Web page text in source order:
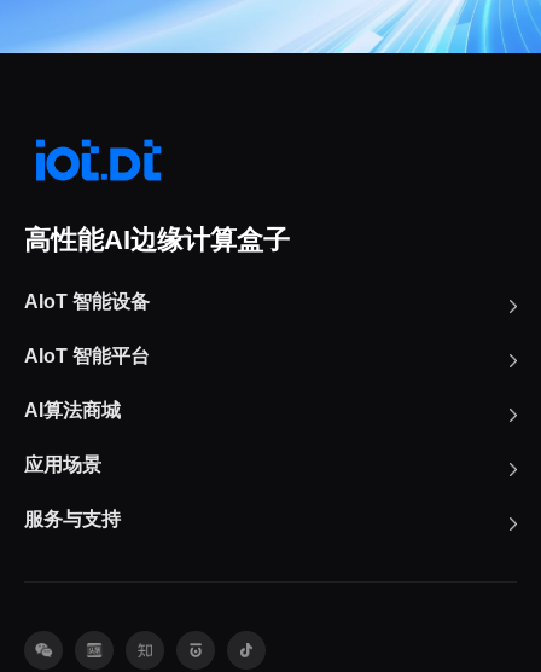
高性能AI边缘计算盒子
AIoT 智能设备
AIoT 智能平台
AI算法商城
应用场景
服务与支持